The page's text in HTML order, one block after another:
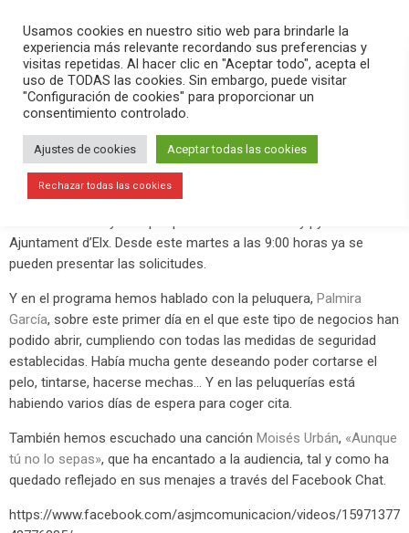
search menu pause PLAY
mayo 4, 2020
Deseando ir a la peluquería
En el programaVersión Radio-#QuédateEnCasa
contado la actualidad sobre el #coronavirus en este día en que
el Boletín Oficial de la Provincia ha publicado las bases para la
Ajuntament d’Elx. Desde este martes a las 9:00 horas ya se
pueden presentar las solicitudes.
Y en el programa hemos hablado con la peluquera, Palmira
García, sobre este primer día en el que este tipo de negocios han
podido abrir, cumpliendo con todas las medidas de seguridad
establecidas. Había mucha gente deseando poder cortarse el
pelo, tintarse, hacerse mechas… Y en las peluquerías está
habiendo varios días de espera para coger cita.
También hemos escuchado una canción Moisés Urbán, «Aunque
tú no lo sepas», que ha encantado a la audiencia, tal y como ha
quedado reflejado en sus menajes a través del Facebook Chat.
https://www.facebook.com/asjmcomunicacion/videos/15971377
Usamos cookies en nuestro sitio web para brindarle la
experiencia más relevante recordando sus preferencias y
visitas repetidas. Al hacer clic en "Aceptar todo", acepta el
uso de TODAS las cookies. Sin embargo, puede visitar
"Configuración de cookies" para proporcionar un
consentimiento controlado.
Ajustes de cookies Aceptar todas las cookies
Rechazar todas las cookies